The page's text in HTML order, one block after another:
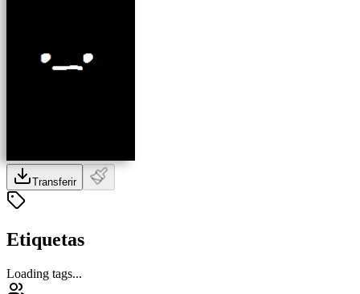
Transferir
Etiquetas
Loading tags...